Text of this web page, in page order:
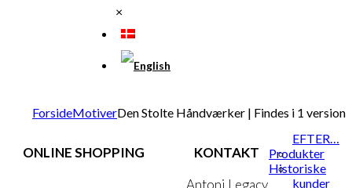
×
ForsideMotiverDen Stolte Håndværker | Findes i 1 version
ONLINE SHOPPING
KONTAKT
Antoni Legacy
EFTER…
Produkter
Historiske
kunder